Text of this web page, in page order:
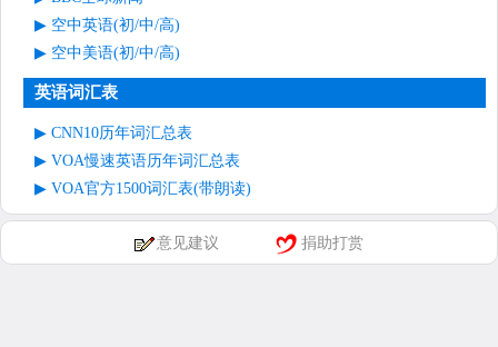
空中英语(初/中/高)
空中美语(初/中/高)
英语词汇表
CNN10历年词汇总表
VOA慢速英语历年词汇总表
VOA官方1500词汇表(带朗读)
意见建议 捐助打赏